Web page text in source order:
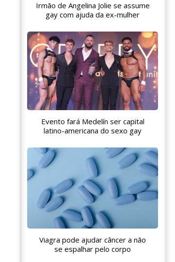
Irmão de Angelina Jolie se assume
gay com ajuda da ex-mulher
Evento fará Medelín ser capital
latino-americana do sexo gay
Viagra pode ajudar câncer a não
se espalhar pelo corpo